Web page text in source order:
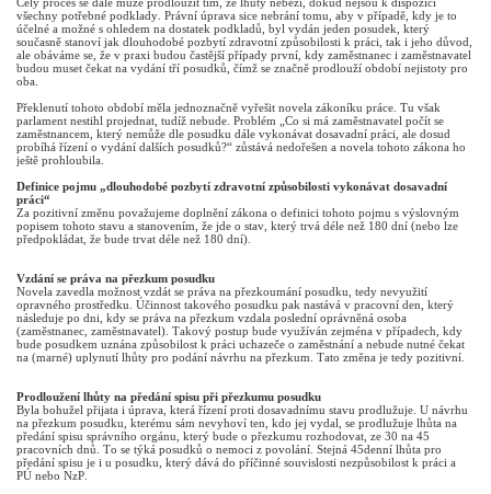
všechny potřebné podklady. Právní úprava sice nebrání tomu, aby v případě, kdy je to
účelné a možné s ohledem na dostatek podkladů, byl vydán jeden posudek, který
současně stanoví jak dlouhodobé pozbytí zdravotní způsobilosti k práci, tak i jeho důvod,
ale obáváme se, že v praxi budou častější případy první, kdy zaměstnanec i zaměstnavatel
budou muset čekat na vydání tří posudků, čímž se značně prodlouží období nejistoty pro
oba.
Překlenutí tohoto období měla jednoznačně vyřešit novela zákoníku práce. Tu však
parlament nestihl projednat, tudíž nebude. Problém „Co si má zaměstnavatel počít se
zaměstnancem, který nemůže dle posudku dále vykonávat dosavadní práci, ale dosud
probíhá řízení o vydání dalších posudků?“ zůstává nedořešen a novela tohoto zákona ho
ještě prohloubila.
Definice pojmu „dlouhodobé pozbytí zdravotní způsobilosti vykonávat dosavadní
práci“
Za pozitivní změnu považujeme doplnění zákona o definici tohoto pojmu s výslovným
popisem tohoto stavu a stanovením, že jde o stav, který trvá déle než 180 dní (nebo lze
předpokládat, že bude trvat déle než 180 dní).
Vzdání se práva na přezkum posudku
Novela zavedla možnost vzdát se práva na přezkoumání posudku, tedy nevyužití
opravného prostředku. Účinnost takového posudku pak nastává v pracovní den, který
následuje po dni, kdy se práva na přezkum vzdala poslední oprávněná osoba
(zaměstnanec, zaměstnavatel). Takový postup bude využíván zejména v případech, kdy
bude posudkem uznána způsobilost k práci uchazeče o zaměstnání a nebude nutné čekat
na (marné) uplynutí lhůty pro podání návrhu na přezkum. Tato změna je tedy pozitivní.
Prodloužení lhůty na předání spisu při přezkumu posudku
Byla bohužel přijata i úprava, která řízení proti dosavadnímu stavu prodlužuje. U návrhu
na přezkum posudku, kterému sám nevyhoví ten, kdo jej vydal, se prodlužuje lhůta na
předání spisu správního orgánu, který bude o přezkumu rozhodovat, ze 30 na 45
pracovních dnů. To se týká posudků o nemoci z povolání. Stejná 45denní lhůta pro
předání spisu je i u posudku, který dává do příčinné souvislosti nezpůsobilost k práci a
PÚ nebo NzP.